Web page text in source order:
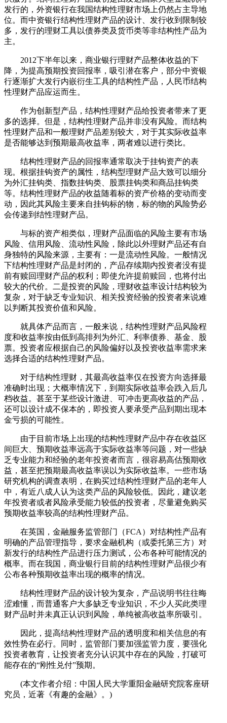
发行的，外资银行在我国结构性理财市场上仍然占主导地
位。而中资银行结构性理财产品的设计、发行收到限制较
多，发行的理财工具以债券类及货币类等非结构性产品为
主。
2012下半年以来，商业银行理财产品整体收益的下
降，为提高预期投资回报率，吸引潜在客户，部分中资银
行逐渐扩大发行内嵌衍生工具的结构性产品，人民币结构
性理财产品应运而生。
作为创新型产品，结构性理财产品给投资者带来了更
多的选择。但是，结构性理财产品并非没有风险。而结构
性理财产品和一般理财产品差别较大，对于其实际收益率
是否能够达到预期最高收益率，两者难以进行类比。
结构性理财产品的回报率通常取决于挂钩资产的表
现。根据挂钩资产的属性，结构型理财产品大致可以细分
为外汇挂钩类、指数挂钩类、股票挂钩类和商品挂钩类
等。结构性理财产品的收益随着标的资产价格的变动而变
动，因此其风险主要来自挂钩标的物，标的物的风险势必
会传递到结性理财产品。
与标的资产相类似，理财产品面临的风险主要有市场
风险、信用风险、流动性风险，除此以外理财产品还有自
身独特的风险来源，主要有：一是流动性风险。一般情况
下结构性理财产品是封闭的，产品存续期内投资者没有提
前有赎回理财产品的权利；即使允许提前赎回，也将付出
较大的代价。二是投资的风险，理财收益率设计结构较为
复杂，对于缺乏专业知识、相关投资经验的投资者来说难
以判断其投资价值和风险。
就具体产品而言，一般来说，结构性理财产品风险程
度和收益率按由低到高排列为外汇、利率债券、基金、股
票。投资者应根据自己的风险偏好以及投资收益率需求来
选择合适的结构性理财产品。
对于结构性理财，其最高收益率仅在投资方向选择最
准确时出现；大概率情况下，到期实际收益率会跌入后几
档收益。甚至于某些设计激进、可冲击更高收益的产品，
还可以设计成不保本的，即投资人要承受产品到期出现本
金亏损的可能性。
由于目前市场上出现的结构性理财产品中存在收益区
间巨大、预期收益率远高于实际收益率等问题，对一些缺
乏专业能力和经验的老年投资者而言，很容易高估预期收
益，甚至把预期最高收益率误以为实际收益率。一些市场
研究机构的调查表明，在购买过结构性理财产品的老年人
中，有近八成人认为这类产品的风险较低。因此，建议老
年投资者或者风险承受能力较低的投资者，尽量避免购买
预期收益率较高的结构性理财产品。
在英国，金融服务监管部门（FCA）对结构性产品有
明确的产品管理指导，要求金融机构（或委托第三方）对
新发行的结构性产品进行压力测试，公布各种可能情况的
概率。而在我国，商业银行目前的结构性理财产品很少有
公布各种预期收益率出现的概率的情况。
结构性理财产品的设计较为复杂，产品说明书往往晦
涩难懂，而普通客户大多缺乏专业知识，不少人买此类理
财产品时并未真正认识到风险，单纯被高收益率所吸引。
因此，提高结构性理财产品的透明度和相关信息的有
效性势在必行。同时，监管部门要加强监管力度，要强化
投资者教育，让投资者充分认识其中存在的风险，打破可
能存在的“刚性兑付”预期。
(本文作者介绍：中国人民大学重阳金融研究院客座研
究员，近著《有趣的金融》。)